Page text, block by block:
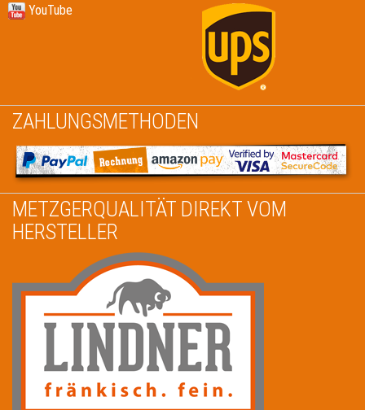
YouTube
ZAHLUNGSMETHODEN
METZGERQUALITÄT DIREKT VOM
HERSTELLER